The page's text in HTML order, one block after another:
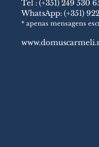
Tel : (+351) 249 530
WhatsApp: (+351)
* apenas mensagens